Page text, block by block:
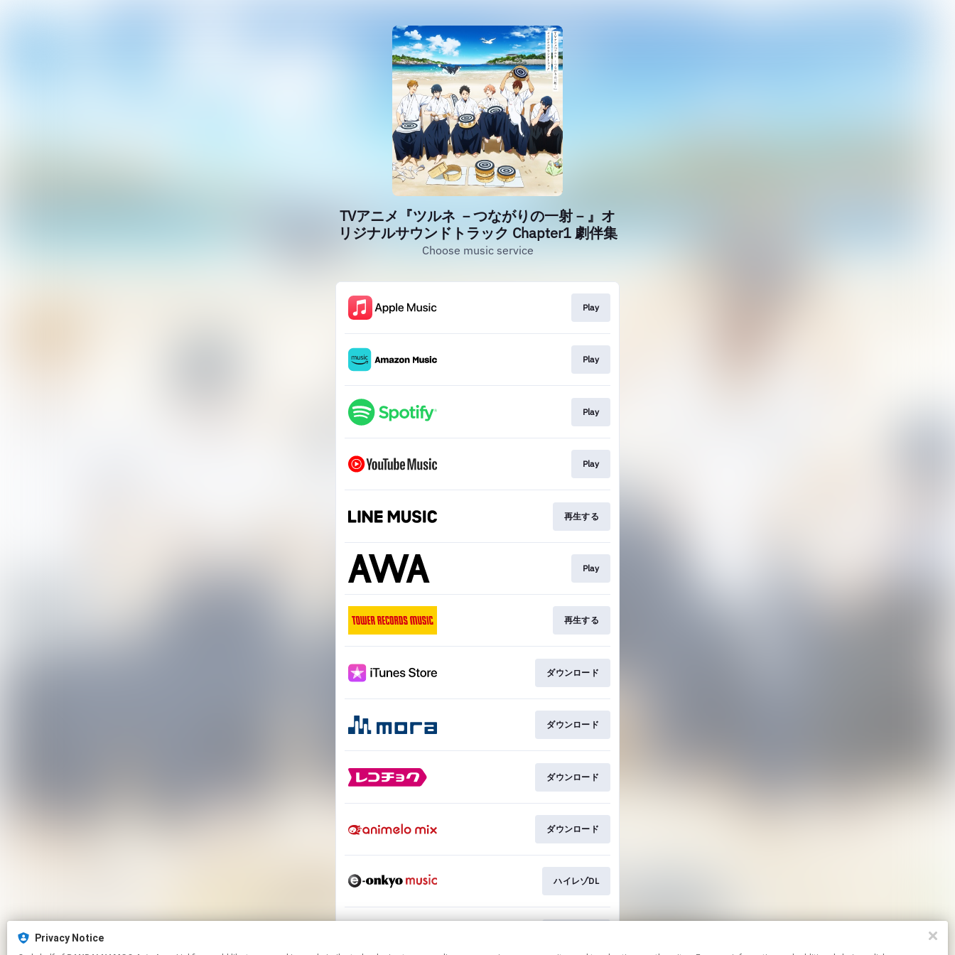
Privacy Notice
TVアニメ『ツルネ －つながりの一射－』オ
リジナルサウンドトラック Chapter1 劇伴集
Choose music service
Play
Play
Play
Play
再生する
Play
再生する
ダウンロード
ダウンロード
ダウンロード
ダウンロード
ハイレゾDL